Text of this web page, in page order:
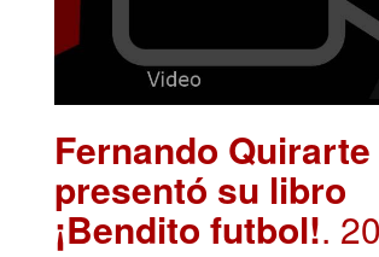
Fernando Quirarte
presentó su libro
¡Bendito futbol!.